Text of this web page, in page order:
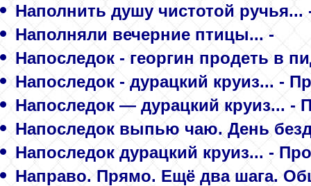
Наполнить душу чистотой ручья...
Наполняли вечерние птицы... -
Напоследок - георгин продеть в
Напоследок - дурацкий круиз... -
Напоследок — дурацкий круиз... -
Напоследок выпью чаю. День
Напоследок дурацкий круиз... -
Направо. Прямо. Ещё два шага.